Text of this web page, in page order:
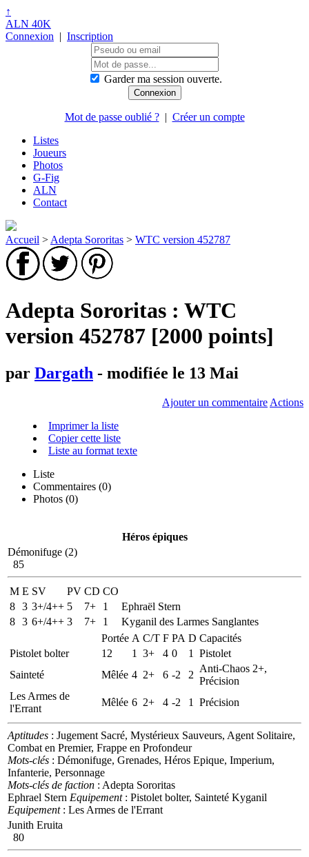
↑
ALN 40K
Connexion | Inscription
Garder ma session ouverte.
Mot de passe oublié ?| Créer un compte
Listes
Joueurs
Photos
G-Fig
ALN
Contact
Accueil > Adepta Sororitas > WTC version 452787
Adepta Sororitas : WTC
version 452787 [2000 points]
par Dargath - modifiée le 13 Mai
Ajouter un commentaire Actions
Imprimer la liste
Copier cette liste
Liste au format texte
Liste
Commentaires (0)
Photos (0)
Héros épiques
Démonifuge (2)
85
M E SV PV CD CO
8 3 3+/4++ 5 7+ 1
Ephraël Stern
8 3 6+/4++ 3 7+ 1
Kyganil des Larmes Sanglantes
Portée A C/T F PA D Capacités
Pistolet bolter
12 1 3+ 4 0 1
Pistolet
Sainteté
Mêlée 4 2+ 6 -2 2
Anti-Chaos 2+,
Précision
Les Armes de
l'Errant
Mêlée 6 2+ 4 -2 1 Précision
Aptitudes : Jugement Sacré, Mystérieux Sauveurs, Agent Solitaire,
Combat en Premier, Frappe en Profondeur
Mots-clés : Démonifuge, Grenades, Héros Epique, Imperium,
Infanterie, Personnage
Mots-clés de faction : Adepta Sororitas
Ephrael Stern Equipement: Pistolet bolter, Sainteté Kyganil
Equipement: Les Armes de l'Errant
Junith Eruita
80